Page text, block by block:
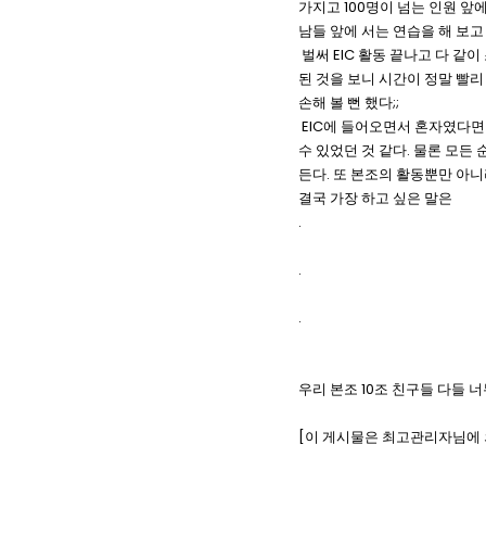
가지고 100명이 넘는 인원 앞
남들 앞에 서는 연습을 해 보
벌써 EIC 활동 끝나고 다 같
된 것을 보니 시간이 정말 빨
손해 볼 뻔 했다;;
EIC에 들어오면서 혼자였다
수 있었던 것 같다. 물론 모든
든다. 또 본조의 활동뿐만 아
결국 가장 하고 싶은 말은
.
.
.
우리 본조 10조 친구들 다들
[이 게시물은 최고관리자님